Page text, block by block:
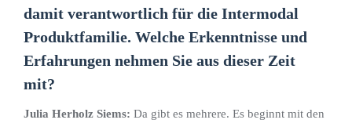
damit verantwortlich für die Intermodal
Produktfamilie. Welche Erkenntnisse und
Erfahrungen nehmen Sie aus dieser Zeit
mit?
Julia Herholz Siems: Da gibt es mehrere. Es beginnt mit den